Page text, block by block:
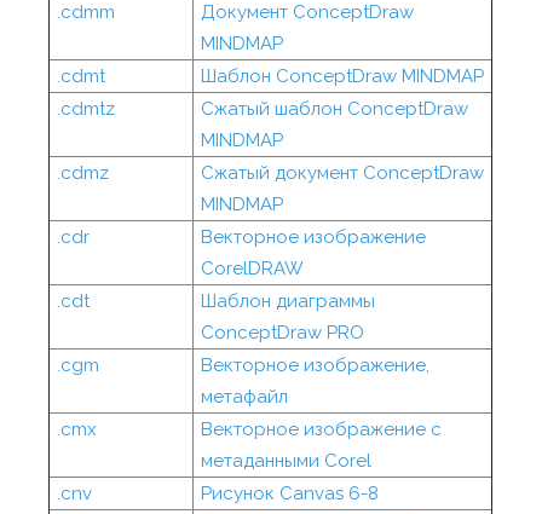
.cdmm
Документ ConceptDraw
MINDMAP
.cdmt
Шаблон ConceptDraw MINDMAP
.cdmtz
Сжатый шаблон ConceptDraw
MINDMAP
.cdmz
Сжатый документ ConceptDraw
MINDMAP
.cdr
Векторное изображение
CorelDRAW
.cdt
Шаблон диаграммы
ConceptDraw PRO
.cgm
Векторное изображение,
метафайл
.cmx
Векторное изображение с
метаданными Corel
.cnv
Рисунок Canvas 6-8